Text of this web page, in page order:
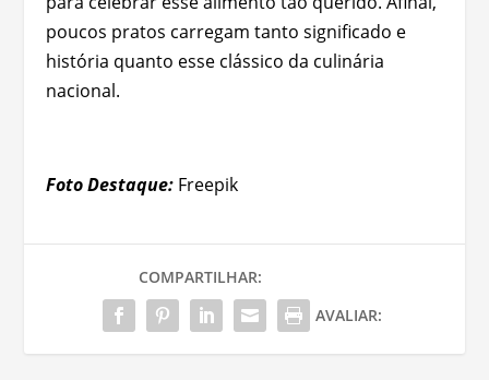
poucos pratos carregam tanto significado e
história quanto esse clássico da culinária
nacional.
Foto Destaque: Freepik
COMPARTILHAR:
AVALIAR: